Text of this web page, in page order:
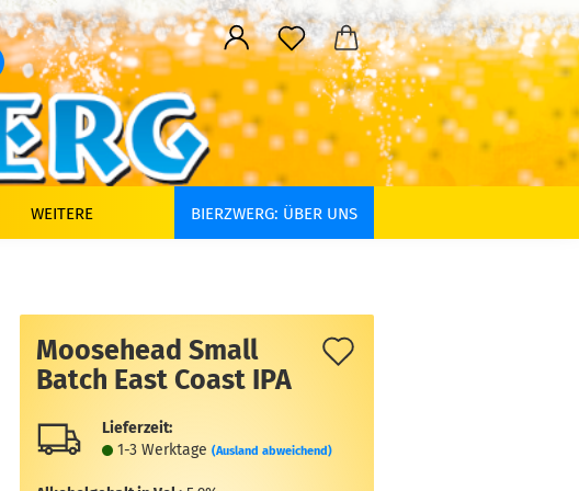
Suche...
BIERZWERG: ÜBER UNS
WEITERE
Moosehead Small
Batch East Coast IPA
Lieferzeit:
1-3 Werktage (Ausland abweichend)